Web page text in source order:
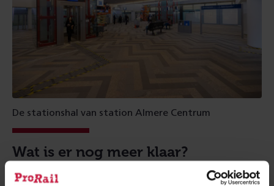
De stationshal van station Almere Centrum
Wat is er nog meer klaar?
In oktober 2020 startte de verbouwing van station